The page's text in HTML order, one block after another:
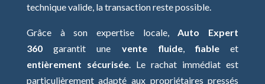
technique valide, la transaction reste possible.
Grâce à son expertise locale, Auto Expert
360garantit une vente fluide,fiableet
entièrement sécurisée. Le rachat immédiat est
particulièrement adapté aux propriétaires pressés